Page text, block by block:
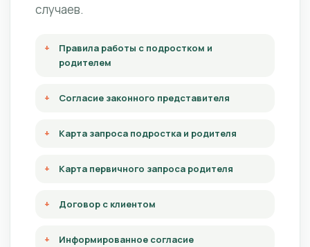
случаев.
Правила работы с подростком и
родителем
Согласие законного представителя
Карта запроса подростка и родителя
Карта первичного запроса родителя
Договор с клиентом
Информированное согласие